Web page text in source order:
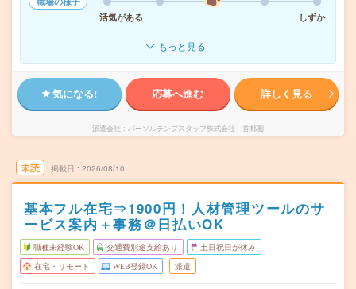
活気がある
しずか
もっと見る
気になる! 応募へ進む 詳しく見る
派遣会社 パーソルテンプスタッフ株式会社 首都圏
未読 掲載日 2026/08/10
基本フル在宅⇒1900円！人材管理ツールのサ
ービス案内＋事務＠日払いOK
職種未経験OK 交通費別途支給あり 土日祝日が休み
在宅・リモート WEB登録OK 派遣